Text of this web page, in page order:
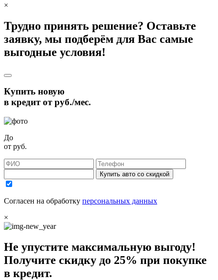
×
Трудно принять решение? Оставьте
заявку, мы подберём для Вас самые
выгодные условия!
Купить новую
в кредит отруб./мес.
До
от руб.
Купить авто со скидкой
Согласен на обработку персональных данных
×
Не упустите максимальную выгоду!
Получите скидку до 25% при покупке
в кредит.